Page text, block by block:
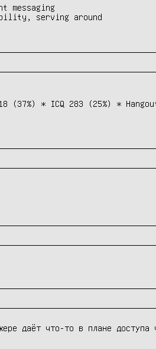
messaging
serving around
(37%) * ICQ 283 (25%) *
даёт что-то в плане